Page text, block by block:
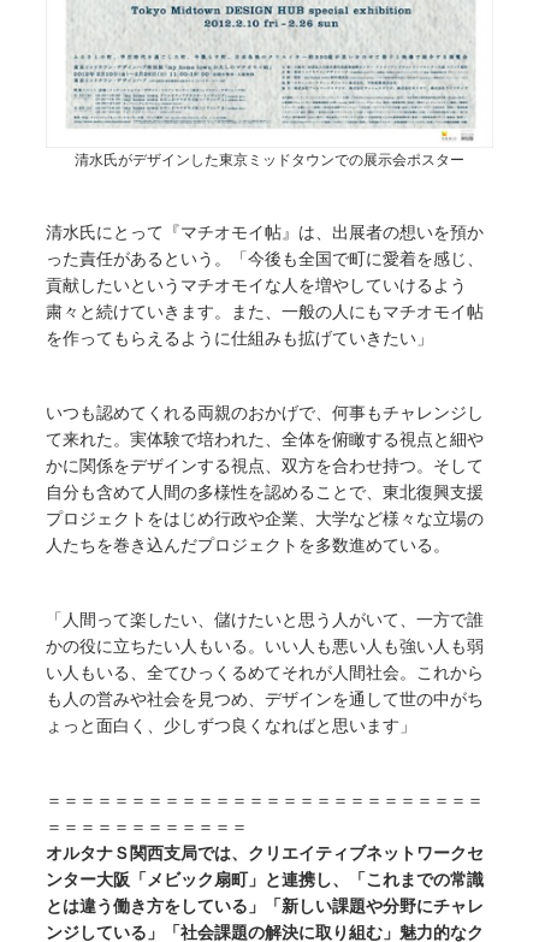
清水氏がデザインした東京ミッドタウンでの展示会ポスター
清水氏にとって『マチオモイ帖』は、出展者の想いを預か
った責任があるという。「今後も全国で町に愛着を感じ、
貢献したいというマチオモイな人を増やしていけるよう
粛々と続けていきます。また、一般の人にもマチオモイ帖
を作ってもらえるように仕組みも拡げていきたい」
いつも認めてくれる両親のおかげで、何事もチャレンジし
て来れた。実体験で培われた、全体を俯瞰する視点と細や
かに関係をデザインする視点、双方を合わせ持つ。そして
自分も含めて人間の多様性を認めることで、東北復興支援
プロジェクトをはじめ行政や企業、大学など様々な立場の
人たちを巻き込んだプロジェクトを多数進めている。
「人間って楽したい、儲けたいと思う人がいて、一方で誰
かの役に立ちたい人もいる。いい人も悪い人も強い人も弱
い人もいる、全てひっくるめてそれが人間社会。これから
も人の営みや社会を見つめ、デザインを通して世の中がち
ょっと面白く、少しずつ良くなればと思います」
＝＝＝＝＝＝＝＝＝＝＝＝＝＝＝＝＝＝＝＝＝＝＝＝＝＝
＝＝＝＝＝＝＝＝＝＝＝＝
オルタナＳ関西支局では、クリエイティブネットワークセ
ンター大阪「メビック扇町」と連携し、「これまでの常識
とは違う働き方をしている」「新しい課題や分野にチャレ
ンジしている」「社会課題の解決に取り組む」魅力的なク